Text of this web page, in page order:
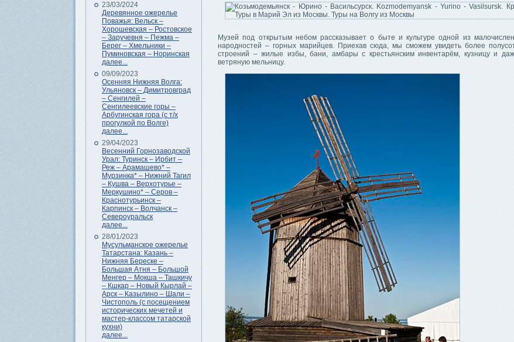
23/03/2024
Деревянное ожерелье
Поважья: Вельск –
Хорошевская – Ростовское
– Заручевня – Пежма –
Берег – Хмельники –
Пуминовская – Норинская
далее...
09/09/2023
Осенняя Нижняя Волга:
Ульяновск – Димитровград
– Сенгилей –
Сенгилеевские горы –
Арбугинская гора (с т/х
прогулкой по Волге)
далее...
29/04/2023
Весенний Горнозаводской
Урал: Туринск – Ирбит –
Реж – Арамашево* –
Мурзинка* – Нижний Тагил
– Кушва – Верхотурье –
Меркушино* – Серов –
Краснотурьинск –
Карпинск – Волчанск –
Североуральск
далее...
28/01/2023
Мусульманское ожерелье
Татарстана: Казань –
Нижняя Береске –
Большая Атня – Большой
Менгер – Мокша – Ташкичу
– Кшкар – Новый Кырлай –
Арск – Казылино – Шали –
Чистополь (с посещением
исторических мечетей и
мастер-классом татарской
кухни)
далее...
Музей под открытым небом рассказывает о быте и культуре одной из
народностей – горных марийцев. Приехав сюда, мы сможем увидеть более
строений – жилые избы, бани, амбары с крестьянским инвентарём, кузницу и
ветряную мельницу.